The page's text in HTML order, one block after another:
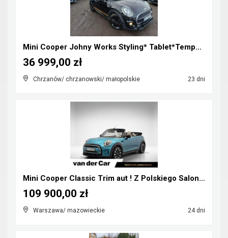
Mini Cooper Johny Works Styling* Tablet*Tempomat*S...
Chrzanów/ chrzanowski/ małopolskie 23 dni
36 999,00 zł
Mini Cooper Classic Trim aut ! Z Polskiego Salonu ...
Warszawa/ mazowieckie 24 dni
109 900,00 zł